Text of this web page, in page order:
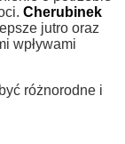
Cherubinek
jutro oraz
wpływami
różnorodne i